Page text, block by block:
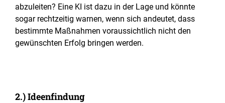
abzuleiten? Eine KI ist dazu in der Lage und könnte
sogar rechtzeitig warnen, wenn sich andeutet, dass
bestimmte Maßnahmen voraussichtlich nicht den
gewünschten Erfolg bringen werden.
2.) Ideenfindung